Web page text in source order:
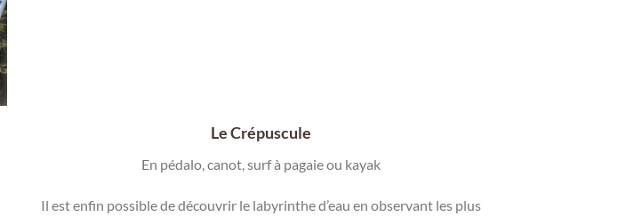
Le Crépuscule
En pédalo, canot, surf à pagaie ou kayak
Il est enfin possible de découvrir le labyrinthe d’eau en observant les plus